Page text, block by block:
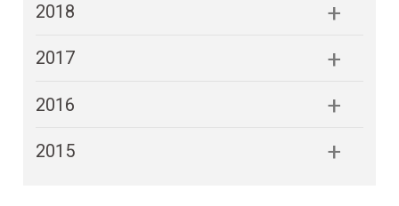
2018
2017
2016
2015